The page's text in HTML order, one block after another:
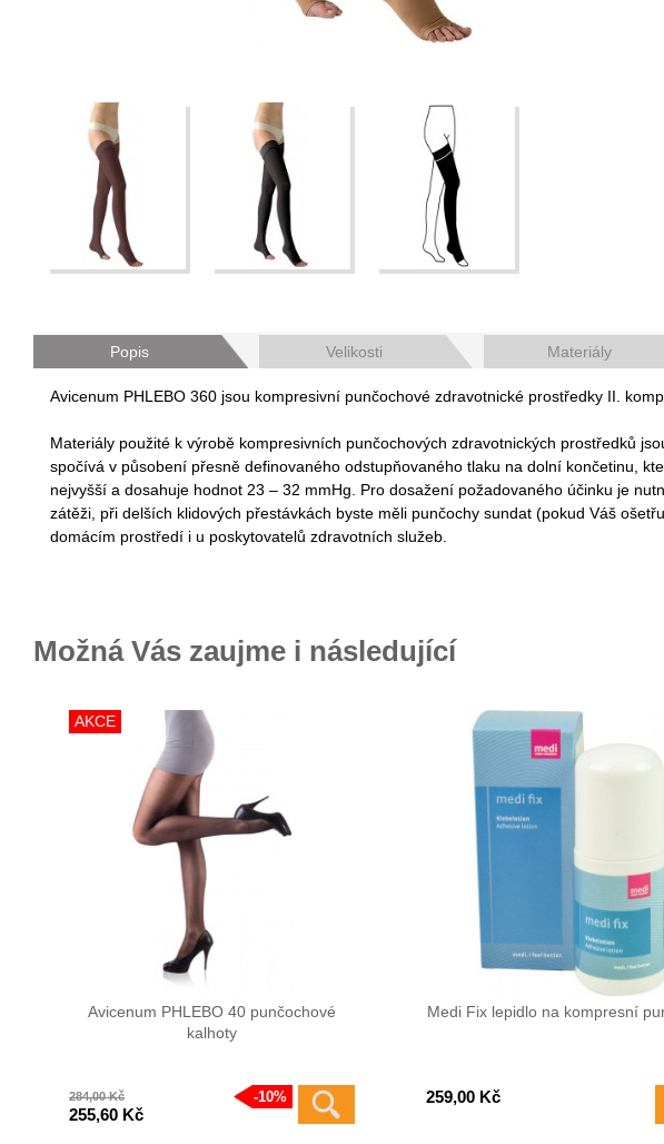
Popis Velikosti Materiály
Avicenum PHLEBO 360 jsou kompresivní punčochové zdravotnické prostředky II.
Materiály použité k výrobě kompresivních punčochových zdravotnických prostředků
spočívá v působení přesně definovaného odstupňovaného tlaku na dolní končetinu,
nejvyšší a dosahuje hodnot 23 – 32 mmHg. Pro dosažení požadovaného účinku je
zátěži, při delších klidových přestávkách byste měli punčochy sundat (pokud Váš
domácím prostředí i u poskytovatelů zdravotních služeb.
Možná Vás zaujme i následující
AKCE
Avicenum PHLEBO 40 punčochové
kalhoty
284,00 Kč 10%
255,60 Kč
Medi Fix lepidlo na kompresní
259,00 Kč